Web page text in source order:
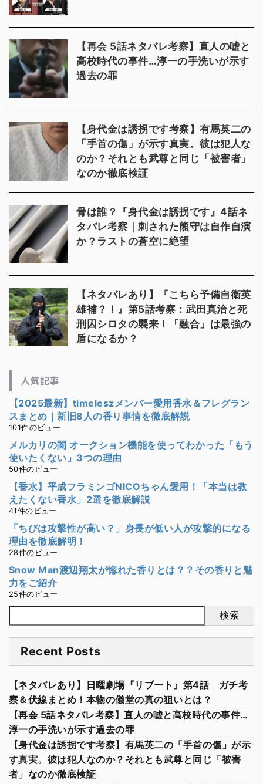
【再会 5話ネタバレ考察】直人の嘘と
高校時代の事件…淳一の手洗いが示す
過去の罪
【身代金は誘拐です考察】有馬英二の
「手首の傷」が示す真実。彼は犯人な
のか？それとも武尊と同じ「被害者」
なのか徹底検証
骨は誰？『身代金は誘拐です』4話ネ
タバレ考察｜刺された熊守は自作自演
か？ラストの蒼空に絶望
【ネタバレあり】『こちら予備自衛英
雄補？！』第5話考察：武田真治と死
刑囚シロタの襲来！「融合」は最強の
盾になるか？
人気記事
【2025最新】timeleszメンバー愛用香水＆フレグラン
スまとめ｜新旧8人の香り事情を徹底解説
101件のビュー
メルカリの闇 オークション機能を使ってわかった「もう
使いたくない」3つの理由
50件のビュー
【香水】平成フラミンゴNICOちゃん愛用！「本当は教
えたくない香水」2選を徹底解説
41件のビュー
「ちびは攻撃性が高い？」身長が低い人が攻撃的になる
理由を徹底解明！
28件のビュー
Snow Man渡辺翔太が惚れた香りとは？？その香りと魅
力をご紹介
25件のビュー
検索
Recent Posts
【ネタバレあり】日曜劇場『リブート』第4話 ガチ考
察＆伏線まとめ！本物の儀堂の真の狙いとは？
【再会 5話ネタバレ考察】直人の嘘と高校時代の事件…
淳一の手洗いが示す過去の罪
【身代金は誘拐です考察】有馬英二の「手首の傷」が示
す真実。彼は犯人なのか？それとも武尊と同じ「被害
者」なのか徹底検証